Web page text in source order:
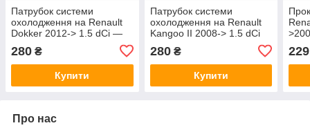
Патрубок системи
охолодження на Renault
Dokker 2012-> 1.5 dCi —
STC (Іспанія) - T409156
280 ₴
Купити
Патрубок системи
охолодження на Renault
Kangoo II 2008-> 1.5 dCi
— STC (Іспанія) - T409156
280₴
Купити
229
Про нас